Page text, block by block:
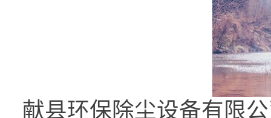
献县环保除尘设备有限公